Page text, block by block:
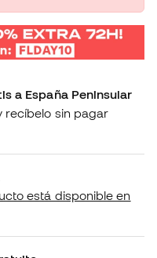
a España Peninsular
recíbelo sin pagar
está disponible en